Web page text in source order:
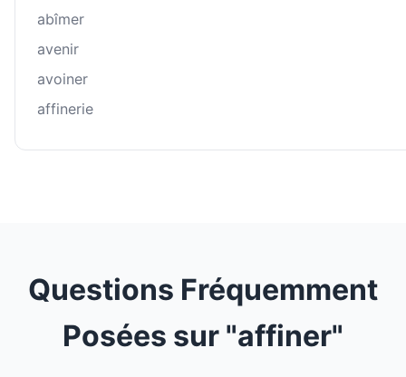
abîmer
avenir
avoiner
affinerie
Questions Fréquemment
Posées sur "affiner"